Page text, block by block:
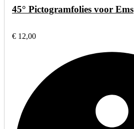
45° Pictogramfolies voor Ems
€ 12,00